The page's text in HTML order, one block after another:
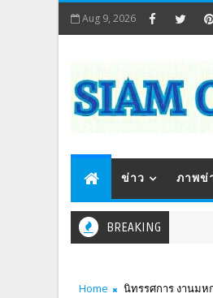
Aug 9, 2026
ข่าว ภาพข่
BREAKING
Home นิทรรศการ งานมห